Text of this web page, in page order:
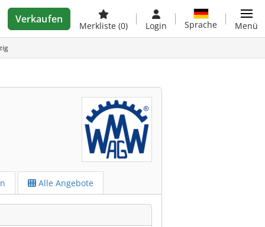
Verkaufen
Merkliste (0) Login Sprache Menü
Alle Angebote